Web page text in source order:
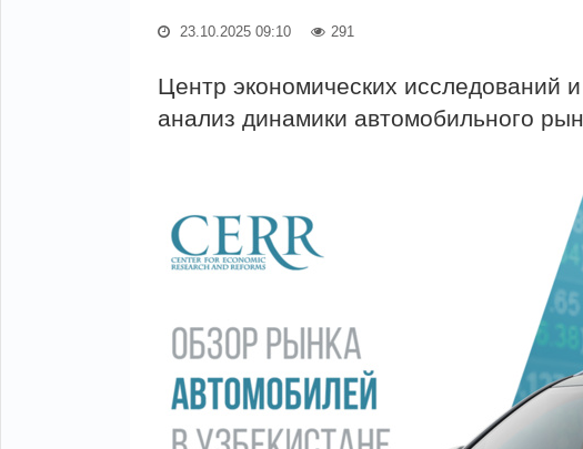
23.10.2025 09:10 291
Центр экономических исследований
анализ динамики автомобильного